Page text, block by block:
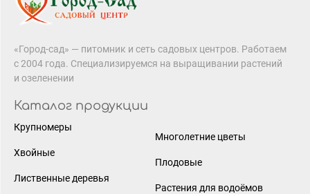
«Город-сад» — питомник и сеть садовых центров. Работаем
с 2004 года. Специализируемся на выращивании растений
и озеленении
Каталог продукции
Крупномеры
Хвойные
Лиственные деревья
Многолетние цветы
Плодовые
Растения для водоёмов